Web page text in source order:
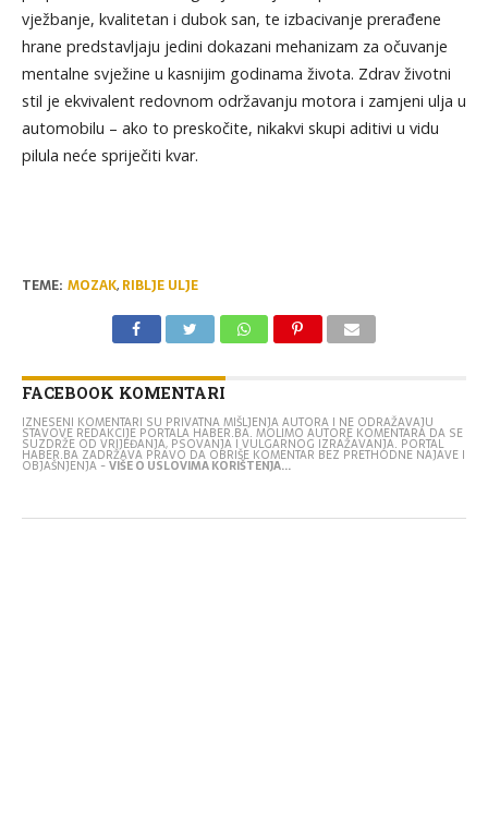
vježbanje, kvalitetan i dubok san, te izbacivanje prerađene
hrane predstavljaju jedini dokazani mehanizam za očuvanje
mentalne svježine u kasnijim godinama života. Zdrav životni
stil je ekvivalent redovnom održavanju motora i zamjeni ulja u
automobilu – ako to preskočite, nikakvi skupi aditivi u vidu
pilula neće spriječiti kvar.
TEME: MOZAK, RIBLJE ULJE
FACEBOOK KOMENTARI
IZNESENI KOMENTARI SU PRIVATNA MIŠLJENJA AUTORA I NE ODRAŽAVAJU
STAVOVE REDAKCIJE PORTALA HABER.BA. MOLIMO AUTORE KOMENTARA DA SE
SUZDRŽE OD VRIJEĐANJA, PSOVANJA I VULGARNOG IZRAŽAVANJA. PORTAL
HABER.BA ZADRŽAVA PRAVO DA OBRIŠE KOMENTAR BEZ PRETHODNE NAJAVE I
OBJAŠNJENJA -VIŠE O USLOVIMA KORIŠTENJA...